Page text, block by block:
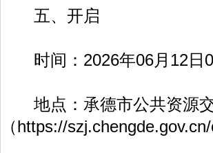
五、开启
时间：2026年06月12日
地点：承德市公共资源
（https://